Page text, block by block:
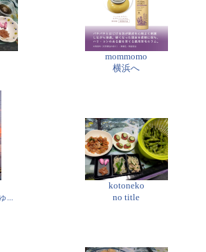
mommomo
横浜へ
...
kotoneko
no title